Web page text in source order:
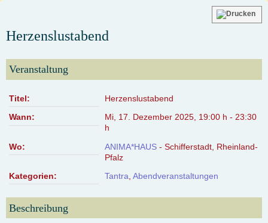
Herzenslustabend
Veranstaltung
Titel:
Herzenslustabend
Wann:
Mi, 17. Dezember 2025, 19:00 h - 23:30
h
Wo:
ANIMA*HAUS - Schifferstadt, Rheinland-
Pfalz
Kategorien:
Tantra Abendveranstaltungen
Beschreibung